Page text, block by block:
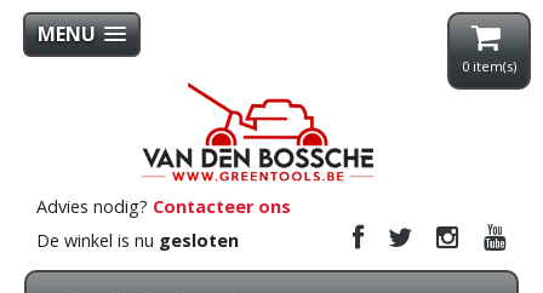
MENU
0 item(s)
Advies nodig? Contacteer ons
De winkel is nu gesloten